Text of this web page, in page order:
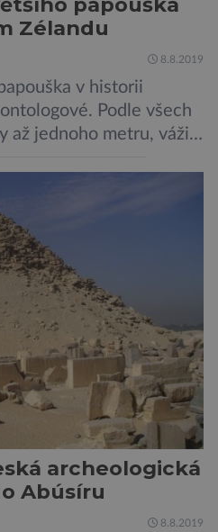
Zélandu
8.8.2019
v historii
Podle všech
až jednoho metru, vážil
inexpectatus a doba
přibližně před 19
je dobře známý
ptáky. Dominantní
archeologická
Abúsíru
8.8.2019